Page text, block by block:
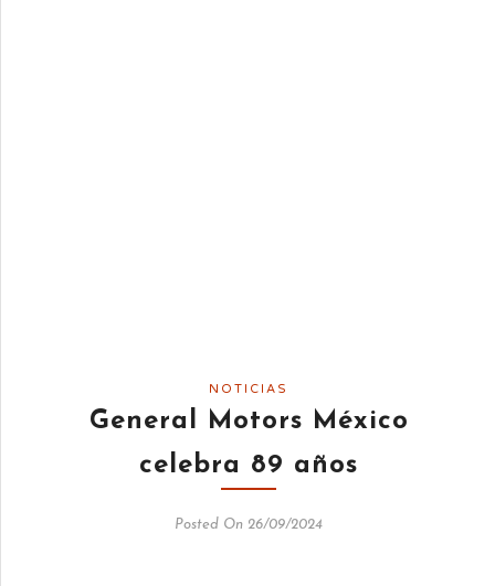
NOTICIAS
General Motors México
celebra 89 años
Posted On 26/09/2024